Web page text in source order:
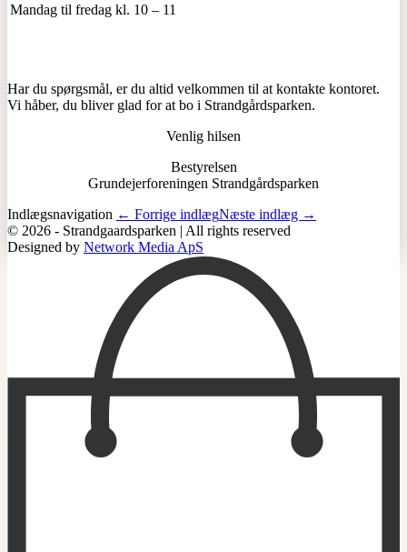
Mandag til fredag kl. 10 – 11
Har du spørgsmål, er du altid velkommen til at kontakte kontoret.
Vi håber, du bliver glad for at bo i Strandgårdsparken.
Venlig hilsen
Bestyrelsen
Grundejerforeningen Strandgårdsparken
Indlægsnavigation ← Forrige indlægNæste indlæg →
© 2026 - Strandgaardsparken | All rights reserved
Designed by Network Media ApS